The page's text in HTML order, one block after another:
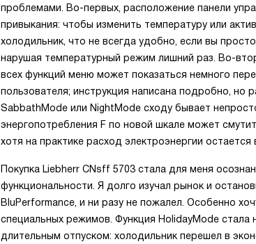
проблемами. Во-первых, расположение панели
привыкания: чтобы изменить температуру или
холодильник, что не всегда удобно, если вы
нарушая температурный режим лишний раз. Во-
всех функций меню может показаться немного
пользователя; инструкция написана подробно, но
SabbathMode или NightMode сходу бывает
энергопотребления F по новой шкале может
хотя на практике расход электроэнергии
Покупка Liebherr CNsff 5703 стала для меня
функциональности. Я долго изучал рынок и
BluPerformance, и ни разу не пожалел. Особенно
специальных режимов. Функция HolidayMode
длительным отпуском: холодильник перешел в